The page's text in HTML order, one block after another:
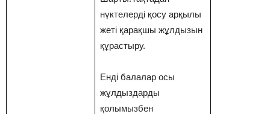
нүктелерді қосу арқылы
жеті қарақшы жұлдызын
құрастыру.
Енді балалар осы
жұлдыздарды
қолымызбен